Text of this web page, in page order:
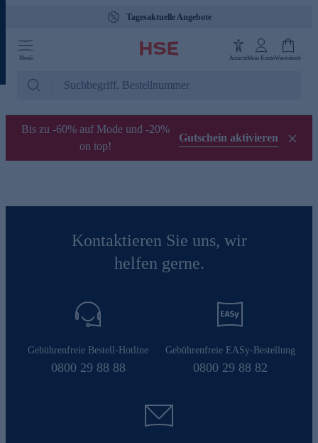
Tagesaktuelle Angebote
Menü AnsichtMein KontoWarenkorb
Bis zu -60% auf Mode und -20%
on top!
Gutschein aktivieren
Kontaktieren Sie uns, wir
helfen gerne.
Gebührenfreie Bestell-Hotline
0800 29 88 88
Gebührenfreie EASy-Bestellung
0800 29 88 82